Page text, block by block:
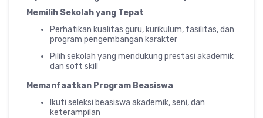
Memilih Sekolah yang Tepat
Perhatikan kualitas guru, kurikulum, fasilitas, dan
program pengembangan karakter
Pilih sekolah yang mendukung prestasi akademik
dan soft skill
Memanfaatkan Program Beasiswa
Ikuti seleksi beasiswa akademik, seni, dan
keterampilan